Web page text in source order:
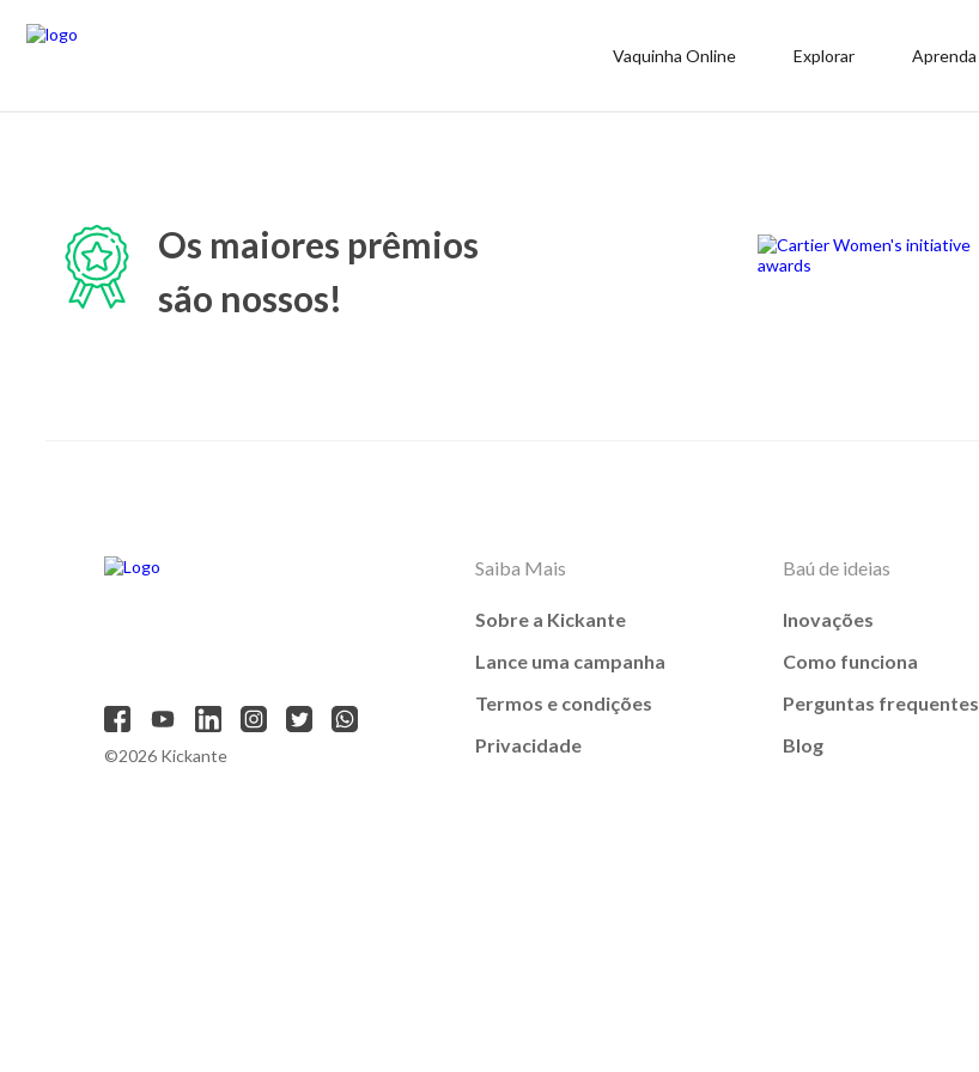
Vaquinha Online Explorar Aprenda
Os maiores prêmios
são nossos!
©2026 Kickante
Saiba Mais
Sobre a Kickante
Lance uma campanha
Termos e condições
Privacidade
Baú de ideias
Inovações
Como funciona
Perguntas frequentes
Blog